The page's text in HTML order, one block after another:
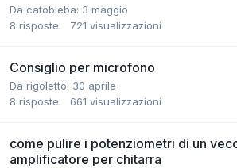
Da catobleba: 3 maggio
8 risposte 721 visualizzazioni
Consiglio per microfono
Da rigoletto: 30 aprile
8 risposte 661 visualizzazioni
come pulire i potenziometri di un
amplificatore per chitarra